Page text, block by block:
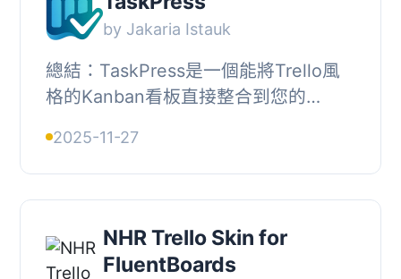
by Jakaria Istauk
總結：TaskPress是一個能將Trello風
格的Kanban看板直接整合到您的
望在WordPress內管理專案的團隊、代
理機構和企業。, , 問...
2025-11-27
NHR Trello Skin for
FluentBoards